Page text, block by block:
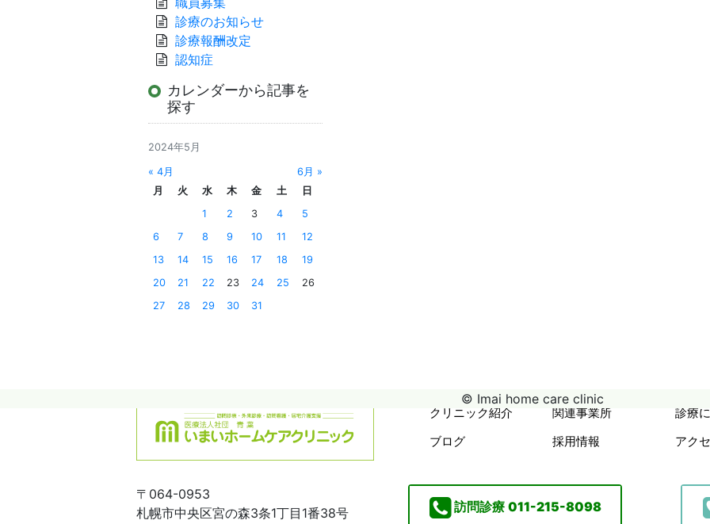
診療のお知らせ
診療報酬改定
認知症
カレンダーから記事を
探す
2024年5月
« 4月
6月 »
月
火 水 木 金 土
日
1
2 3 4
5
6
7 8 9 10 11
12
13
14 15 16 17 18
19
20
21 22 23 24 25
26
27
28 29 30 31
クリニック紹介 関連事業所
診療
ブログ
採用情報 アク
〒064-0953
札幌市中央区宮の森3条1丁目1番38号
訪問診療 011-215-8098
© Imai home care clinic